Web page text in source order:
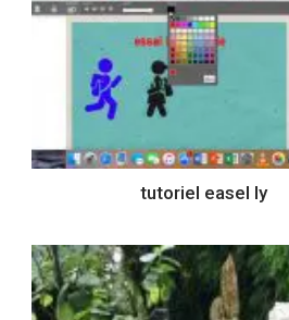
tutoriel easel ly